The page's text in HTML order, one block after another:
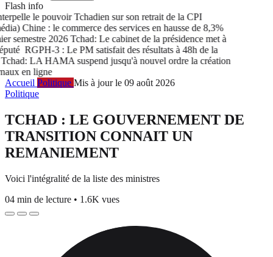
Flash info
le pouvoir Tchadien sur son retrait de la CPI
Chine : le commerce des services en hausse de 8,3%
semestre 2026Tchad: Le cabinet de la présidence met à
RGPH-3 : Le PM satisfait des résultats à 48h de la
LA HAMA suspend jusqu'à nouvel ordre la création
en ligne
Accueil Politique Mis à jour le 09 août 2026
Politique
TCHAD : LE GOUVERNEMENT DE
TRANSITION CONNAIT UN
REMANIEMENT
Voici l'intégralité de la liste des ministres
04 min de lecture • 1.6K vues